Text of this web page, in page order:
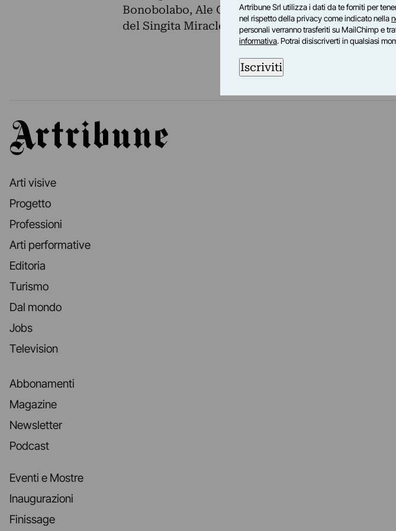
Bonobolabo, Ale Giorgini si esibirà in un live
del Singita Miracle Beach di Marina di Ravenna.
Artribune
Arti visive
Progetto
Professioni
Arti performative
Editoria
Turismo
Dal mondo
Jobs
Television
Abbonamenti
Magazine
Newsletter
Podcast
Eventi e Mostre
Inaugurazioni
Finissage
Artribune Srl utilizza i dati da te forniti per
nel rispetto della privacy come indicato nella
personali verranno trasferiti su MailChimp e
informativa. Potrai disiscriverti in qualsiasi
Iscriviti